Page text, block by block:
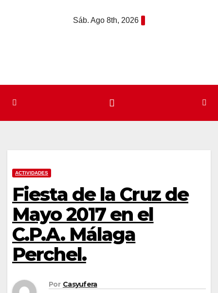
Sáb. Ago 8th, 2026
ACTIVIDADES
Fiesta de la Cruz de
Mayo 2017 en el
C.P.A. Málaga
Perchel.
Por Casyufera